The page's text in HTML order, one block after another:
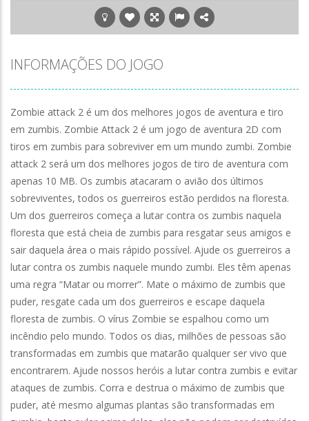
INFORMAÇÕES DO JOGO
Zombie attack 2 é um dos melhores jogos de aventura e tiro
em zumbis. Zombie Attack 2 é um jogo de aventura 2D com
tiros em zumbis para sobreviver em um mundo zumbi. Zombie
attack 2 será um dos melhores jogos de tiro de aventura com
apenas 10 MB. Os zumbis atacaram o avião dos últimos
sobreviventes, todos os guerreiros estão perdidos na floresta.
Um dos guerreiros começa a lutar contra os zumbis naquela
floresta que está cheia de zumbis para resgatar seus amigos e
sair daquela área o mais rápido possível. Ajude os guerreiros a
lutar contra os zumbis naquele mundo zumbi. Eles têm apenas
uma regra “Matar ou morrer”. Mate o máximo de zumbis que
puder, resgate cada um dos guerreiros e escape daquela
floresta de zumbis. O vírus Zombie se espalhou como um
incêndio pelo mundo. Todos os dias, milhões de pessoas são
transformadas em zumbis que matarão qualquer ser vivo que
encontrarem. Ajude nossos heróis a lutar contra zumbis e evitar
ataques de zumbis. Corra e destrua o máximo de zumbis que
puder, até mesmo algumas plantas são transformadas em